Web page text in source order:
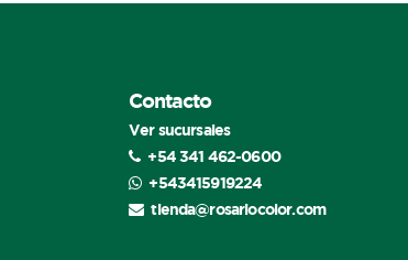
Contacto
Ver sucursales
+54 341 462-0600
+543415919224
tienda@rosariocolor.com